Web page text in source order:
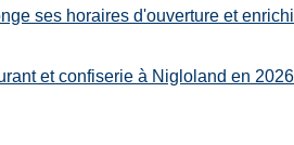
ses horaires d'ouverture et
et confiserie à Nigloland en 2026